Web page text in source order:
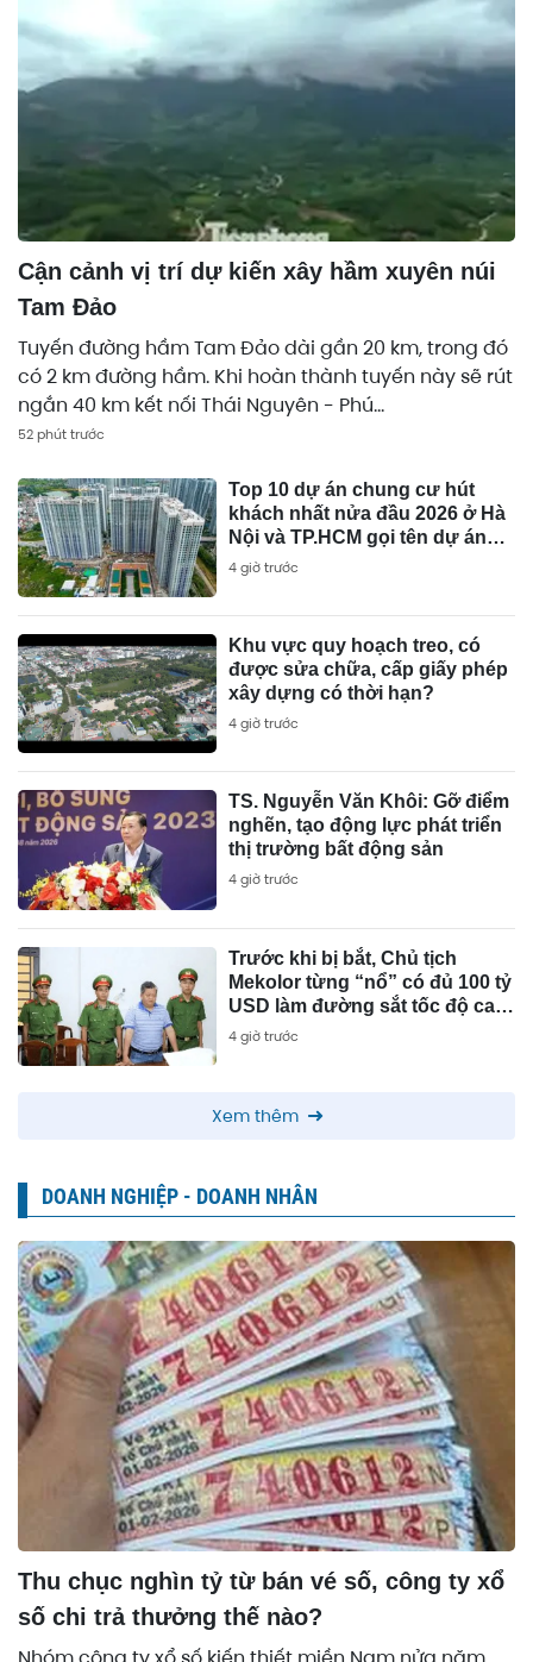
Cận cảnh vị trí dự kiến xây hầm xuyên núi
Tam Đảo
Tuyến đường hầm Tam Đảo dài gần 20 km, trong đó
có 2 km đường hầm. Khi hoàn thành tuyến này sẽ rút
ngắn 40 km kết nối Thái Nguyên - Phú...
52 phút trước
Top 10 dự án chung cư hút
khách nhất nửa đầu 2026 ở Hà
Nội và TP.HCM gọi tên dự án
của Sunshine Group, MIK
4 giờ trước
Khu vực quy hoạch treo, có
được sửa chữa, cấp giấy phép
xây dựng có thời hạn?
4 giờ trước
TS. Nguyễn Văn Khôi: Gỡ điểm
nghẽn, tạo động lực phát triển
thị trường bất động sản
4 giờ trước
Trước khi bị bắt, Chủ tịch
Mekolor từng “nổ” có đủ 100 tỷ
USD làm đường sắt tốc độ cao
Bắc - Nam như thế nào?
4 giờ trước
Xem thêm
DOANH NGHIỆP - DOANH NHÂN
Thu chục nghìn tỷ từ bán vé số, công ty xổ
số chi trả thưởng thế nào?